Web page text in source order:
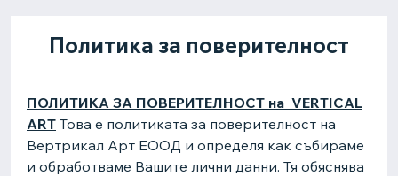
Политика за поверителност
ПОЛИТИКА ЗА ПОВЕРИТЕЛНОСТ на VERTICAL
ART Това е политиката за поверителност на
Вертрикал Арт EOOД и определя как събираме
и обработваме Вашите лични данни. Тя обяснява